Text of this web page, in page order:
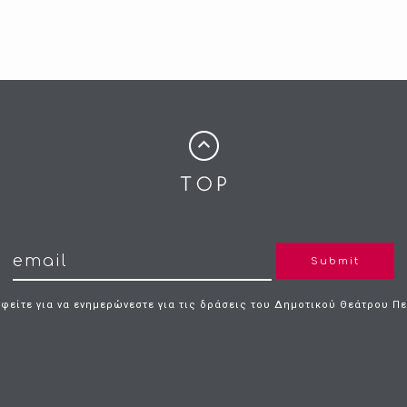
Submit
για να ενημερώνεστε για τις δράσεις του Δημοτικού Θεάτρου